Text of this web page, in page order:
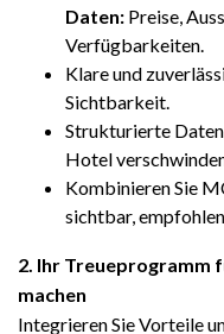
Daten: Preise,
Verfügbarkeiten.
Klare und
Sichtbarkeit.
Strukturierte
Hotel
Kombinieren Sie
sichtbar,
2. Ihr Treueprogramm
machen
Integrieren Sie Vorteile